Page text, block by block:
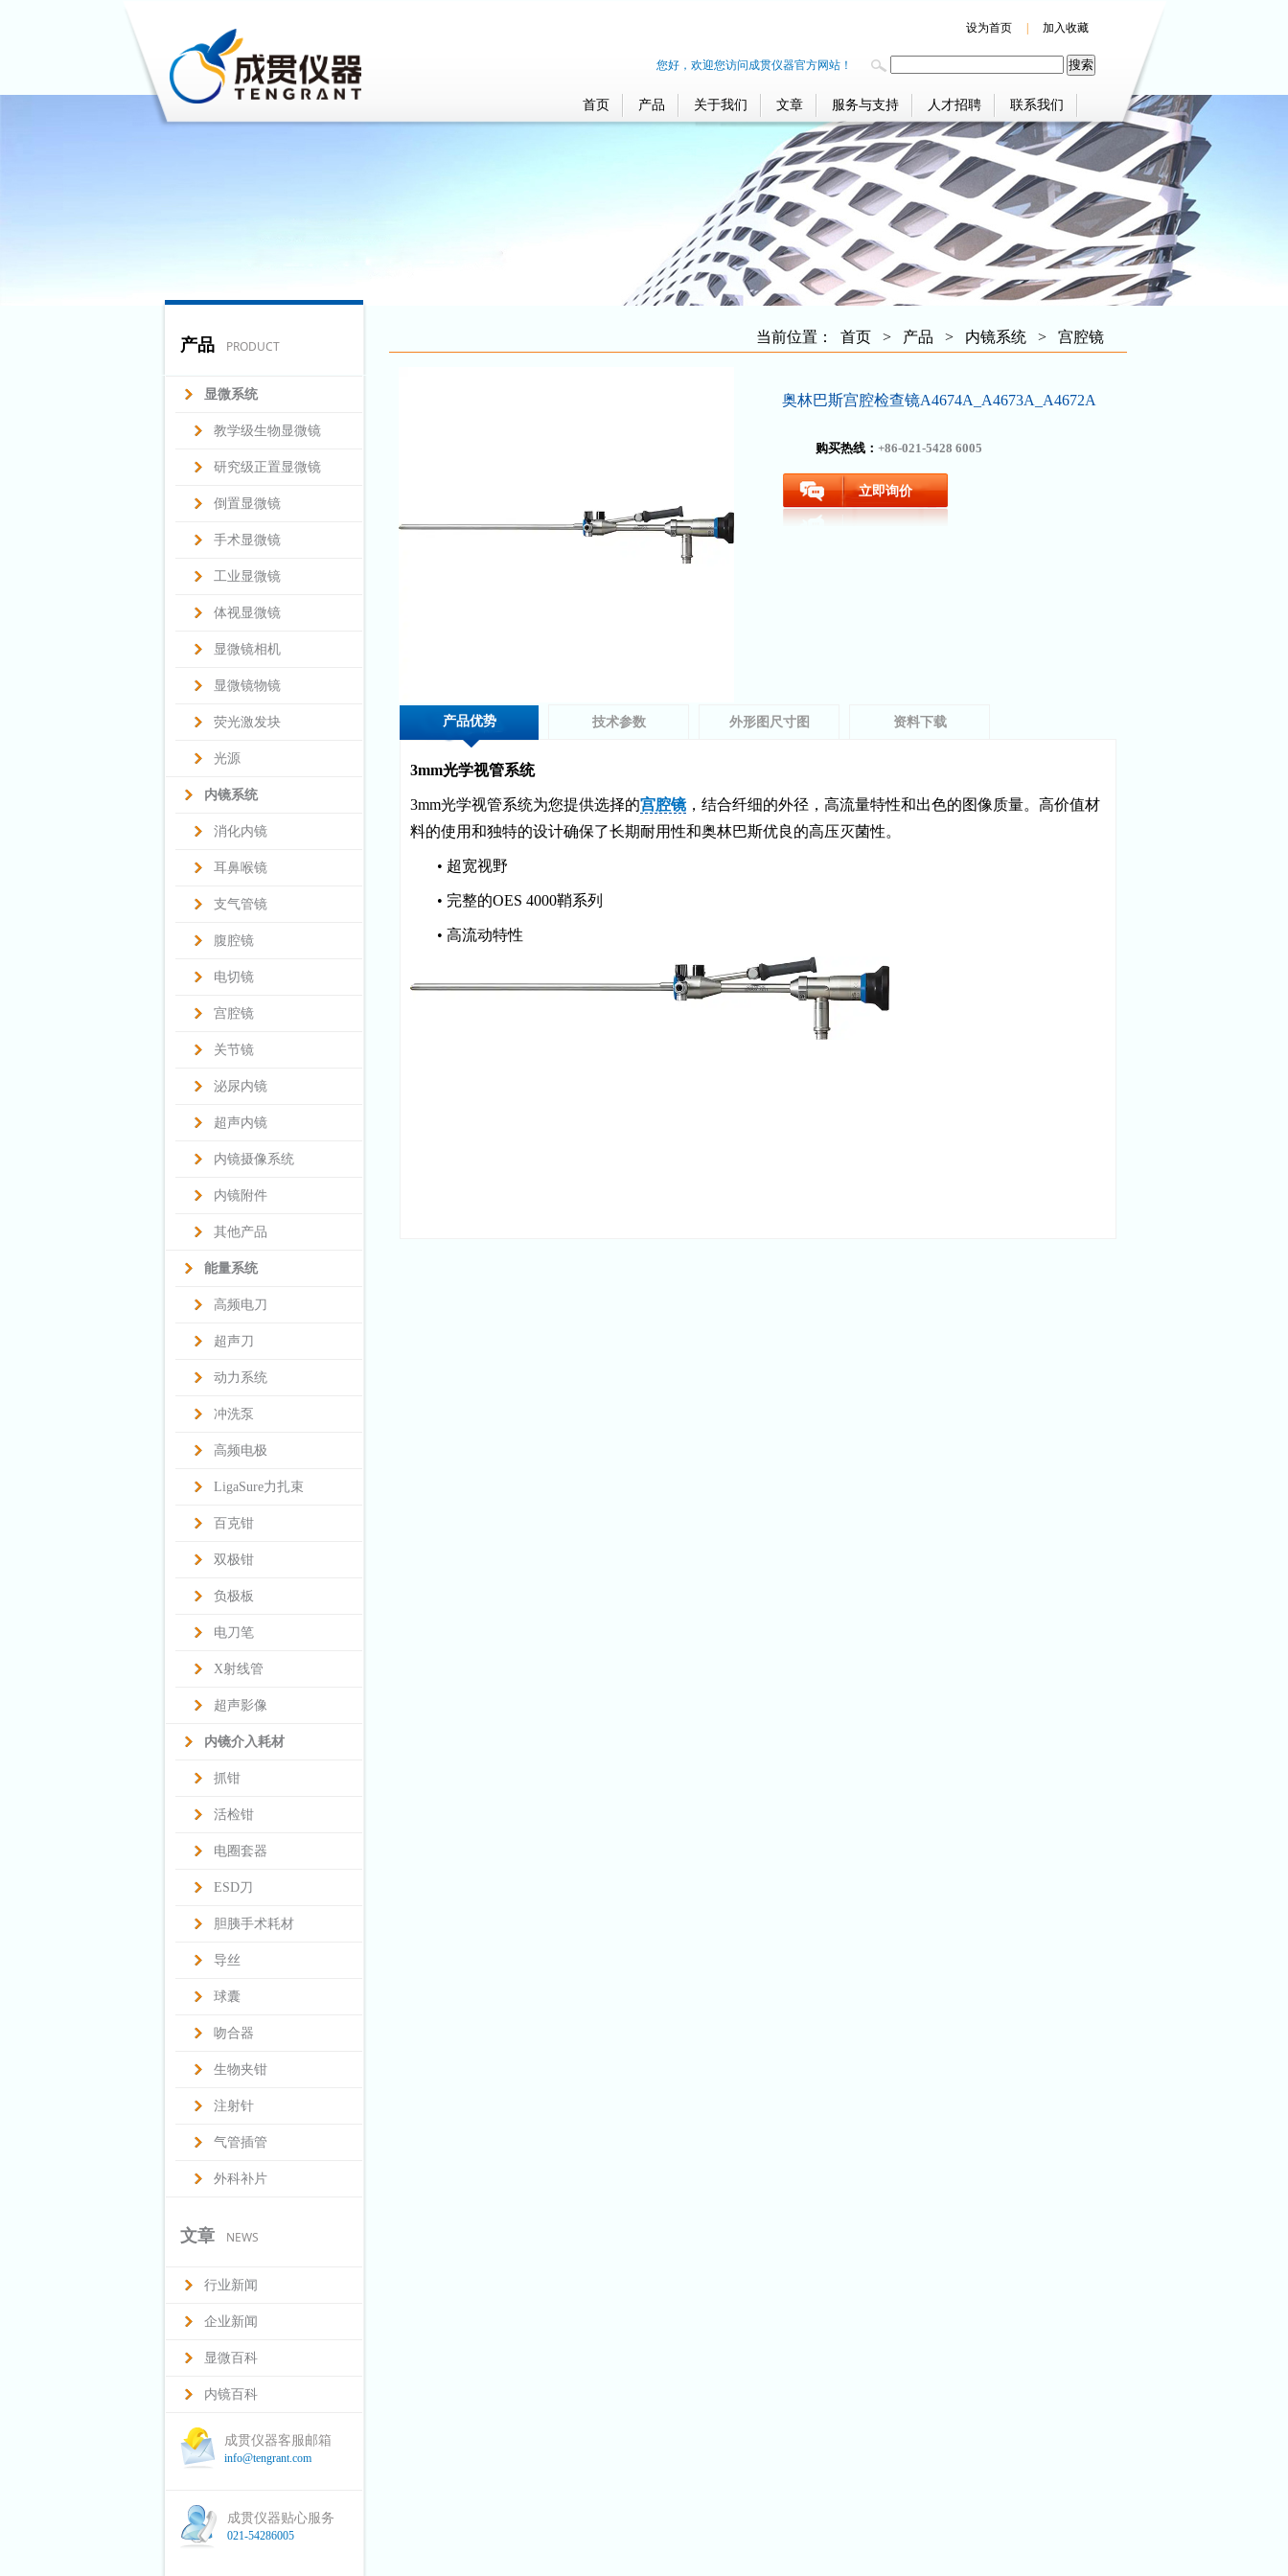
设为首页 加入收藏
您好，欢迎您访问成贯仪器官方网站！
首页 产品 关于我们 文章 服务与支持 人才招聘 联系我们
产品 PRODUCT
显微系统
教学级生物显微镜
研究级正置显微镜
倒置显微镜
手术显微镜
工业显微镜
体视显微镜
显微镜相机
显微镜物镜
荧光激发块
光源
内镜系统
消化内镜
耳鼻喉镜
支气管镜
腹腔镜
电切镜
宫腔镜
关节镜
泌尿内镜
超声内镜
内镜摄像系统
内镜附件
其他产品
能量系统
高频电刀
超声刀
动力系统
冲洗泵
高频电极
LigaSure力扎束
百克钳
双极钳
负极板
电刀笔
X射线管
超声影像
内镜介入耗材
抓钳
活检钳
电圈套器
ESD刀
胆胰手术耗材
导丝
球囊
吻合器
生物夹钳
注射针
气管插管
外科补片
文章 NEWS
行业新闻
企业新闻
显微百科
内镜百科
成贯仪器客服邮箱
info@tengrant.com
成贯仪器贴心服务
021-54286005
当前位置： 首页 > 产品 > 内镜系统 > 宫腔镜
奥林巴斯宫腔检查镜A4674A_A4673A_A4672A
购买热线： +86-021-5428 6005
立即询价
产品优势 技术参数 外形图尺寸图 资料下载
3mm光学视管系统
3mm光学视管系统为您提供选择的宫腔镜，结合纤细的外径，高流量特性和出色的图像质量。高价值材
料的使用和独特的设计确保了长期耐用性和奥林巴斯优良的高压灭菌性。
• 超宽视野
• 完整的OES 4000鞘系列
• 高流动特性